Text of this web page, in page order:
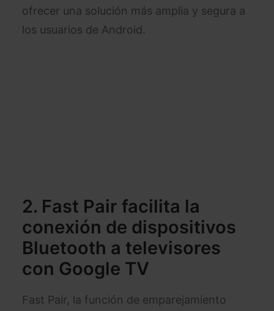
ofrecer una solución más amplia y segura a
los usuarios de Android.
2. Fast Pair facilita la
conexión de dispositivos
Bluetooth a televisores
con Google TV
Fast Pair, la función de emparejamiento